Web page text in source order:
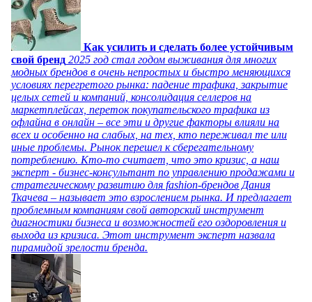
Как усилить и сделать более устойчивым
свой бренд 2025 год стал годом выживания для многих
модных брендов в очень непростых и быстро меняющихся
условиях перегретого рынка: падение трафика, закрытие
целых сетей и компаний, консолидация селлеров на
маркетплейсах, переток покупательского трафика из
офлайна в онлайн – все эти и другие факторы влияли на
всех и особенно на слабых, на тех, кто переживал те или
иные проблемы. Рынок перешел к сберегательному
потреблению. Кто-то считает, что это кризис, а наш
эксперт - бизнес-консультант по управлению продажами и
стратегическому развитию для fashion-брендов Дания
Ткачева – называет это взрослением рынка. И предлагает
проблемным компаниям свой авторский инструмент
диагностики бизнеса и возможностей его оздоровления и
выхода из кризиса. Этот инструмент эксперт назвала
пирамидой зрелости бренда.